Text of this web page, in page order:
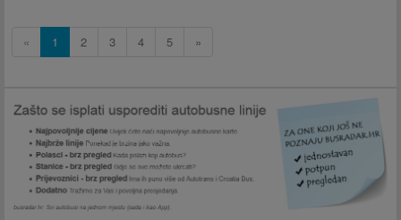
« 1 2 3 4 5 »